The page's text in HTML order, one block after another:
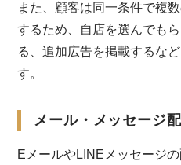
また、顧客は同一条件で複
するため、自店を選んでも
る、追加広告を掲載するな
す。
メール・メッセージ
EメールやLINEメッセージ